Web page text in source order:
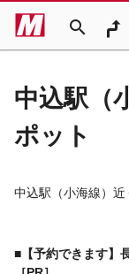
search
中込駅（
ポット
中込駅（小海線）近
■【予約できます】